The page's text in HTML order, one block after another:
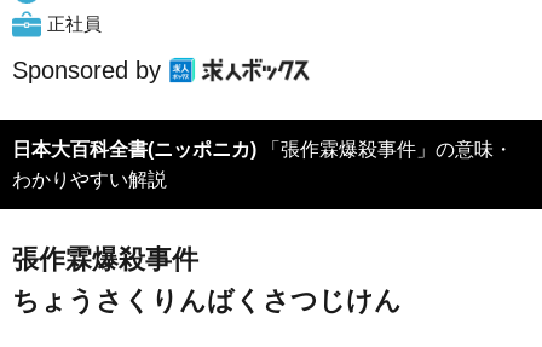
正社員
Sponsored by
日本大百科全書(ニッポニカ) 「張作霖爆殺事件」の意味・
わかりやすい解説
張作霖爆殺事件
ちょうさくりんばくさつじけん